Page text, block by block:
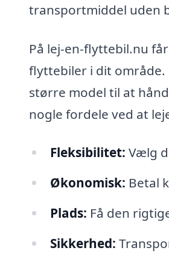
transportmiddel uden
På lej-en-flyttebil.nu
flyttebiler i dit område.
større model til at
nogle fordele ved at
Fleksibilitet: Vælg
Økonomisk: Betal
Plads: Få den
Sikkerhed: